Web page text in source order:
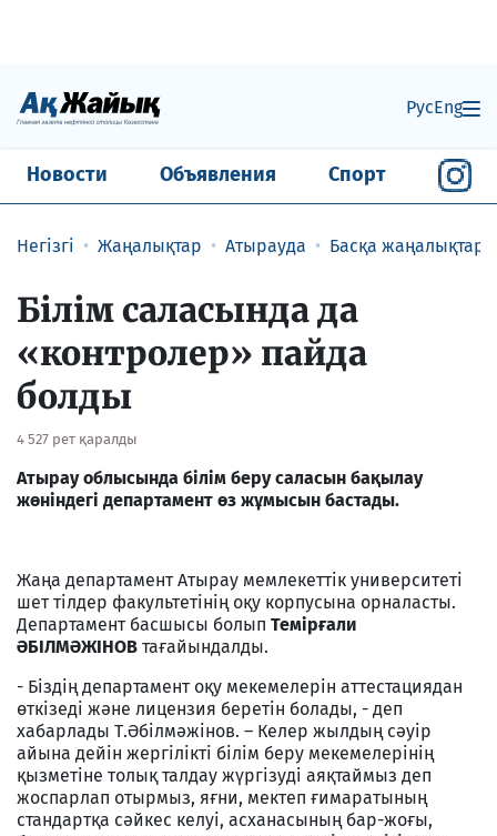
РусEng
Новости Объявления Спорт
Негізгі Жаңалықтар Атырауда Басқа жаңалықтар
Білім саласында да
«контролер» пайда
болды
4 527 рет қаралды
Атырау облысында білім беру саласын бақылау
жөніндегі департамент өз жұмысын бастады.
Жаңа департамент Атырау мемлекеттік университеті
шет тілдер факультетінің оқу корпусына орналасты.
Департамент басшысы болып Темірғали
ӘБІЛМӘЖІНОВ тағайындалды.
- Біздің департамент оқу мекемелерін аттестациядан
өткізеді және лицензия беретін болады, - деп
хабарлады Т.Әбілмәжінов. – Келер жылдың сәуір
айына дейін жергілікті білім беру мекемелерінің
қызметіне толық талдау жүргізуді аяқтаймыз деп
жоспарлап отырмыз, яғни, мектеп ғимаратының
стандартқа сәйкес келуі, асханасының бар-жоғы,